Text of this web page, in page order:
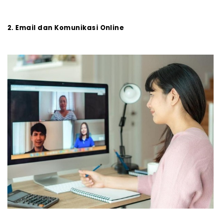
2. Email dan Komunikasi Online